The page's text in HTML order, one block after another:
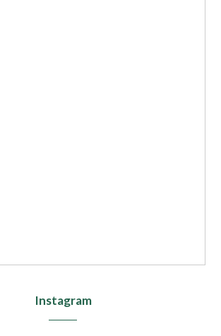
Instagram